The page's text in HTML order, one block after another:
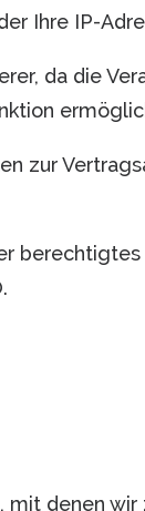
Ihre IP-
da die
zur
denen